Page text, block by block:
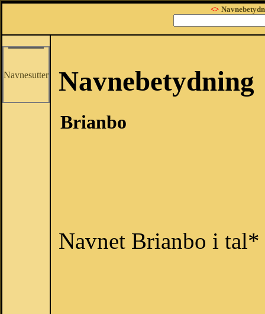
<>
Navnesutter Navnebetydning
Brianbo
Navnet Brianbo i tal*